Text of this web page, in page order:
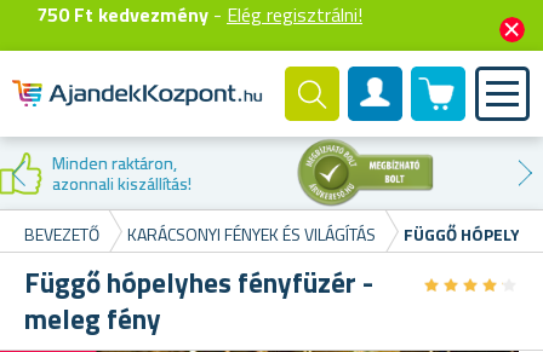
750 Ft kedvezmény - Elég regisztrálni!
Felhasználók fiók
0 termék
Kedvezmény az
első vásárláskor
BEVEZETŐ KARÁCSONYI FÉNYEK ÉS VILÁGÍTÁS FÜGGŐ
Függő hópelyhes fényfüzér -
meleg fény
★★★★★
★★★★★